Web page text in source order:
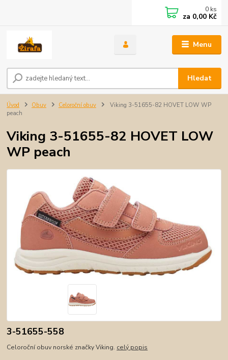
Menu
Hledat
0 ks
za 0,00 Kč
Úvod Obuv Celoroční obuv
Viking 3-51655-82 HOVET LOW WP
peach
Viking 3-51655-82 HOVET LOW
WP peach
3-51655-558
Celoroční obuv norské značky Viking. celý popis